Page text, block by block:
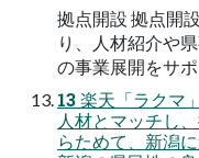
拠点開設 拠点開
り、人材紹介や
の事業展開をサ
13 楽天「ラクマ
人材とマッチし
らためて、新潟